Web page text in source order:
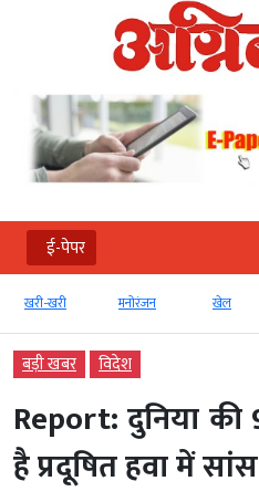
ई-पेपर
मनोरंजन खेल
बड़ी खबर विदेश
Report: दुनिया की
है प्रदूषित हवा में